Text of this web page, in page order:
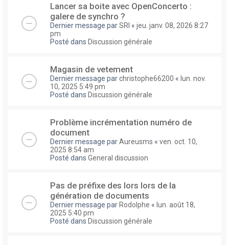
Lancer sa boite avec OpenConcerto :
galere de synchro ?
Dernier message parSRI « jeu. janv. 08, 2026 8:27
pm
Posté dans Discussion générale
Magasin de vetement
Dernier message parchristophe66200 « lun. nov.
10, 2025 5:49 pm
Posté dans Discussion générale
Problème incrémentation numéro de
document
Dernier message parAureusms « ven. oct. 10,
2025 8:54 am
Posté dans General discussion
Pas de préfixe des lors lors de la
génération de documents
Dernier message par Rodolphe « lun. août 18,
2025 5:40 pm
Posté dans Discussion générale